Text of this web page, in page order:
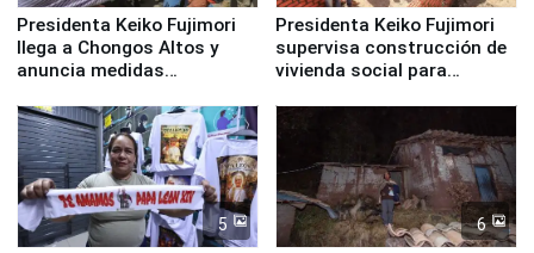
Presidenta Keiko Fujimori
llega a Chongos Altos y
anuncia medidas
educación, salud y empleo
Presidenta Keiko Fujimori
supervisa construcción de
vivienda social para
5 6